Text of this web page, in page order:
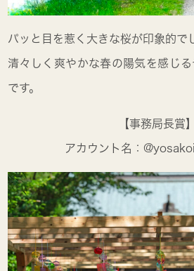
パッと目を惹く大きな桜が印象的で
清々しく爽やかな春の陽気を感じ
です。
【事務局長賞】
アカウント名：